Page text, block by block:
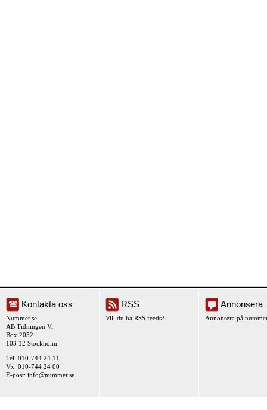
Kontakta oss
Nummer.se
AB Tidningen Vi
Box 2052
103 12 Stockholm
Tel: 010-744 24 11
Vx: 010-744 24 00
E-post: info@nummer.se
RSS
Vill du ha RSS feeds?
Annonsera
Annonsera på